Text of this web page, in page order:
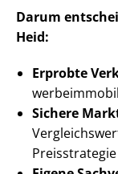
Darum
Heid:
Erprobte
Sichere
Preisstrategie